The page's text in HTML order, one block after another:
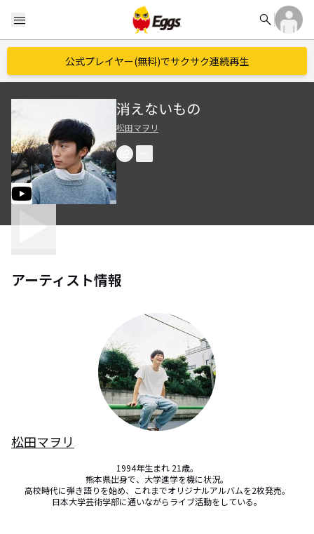
menu search
公式プレイヤー(無料)でサクサク連続再生
消えないもの
松田マヲリ
アーティスト情報
松田マヲリ
1994年生まれ 21歳。
熊本県出身で、大学進学を機に状況。
高校時代に弾き語りを始め、これまでオリジナルアルバムを2枚発売。
日本大学芸術学部に通いながらライブ活動をしている。